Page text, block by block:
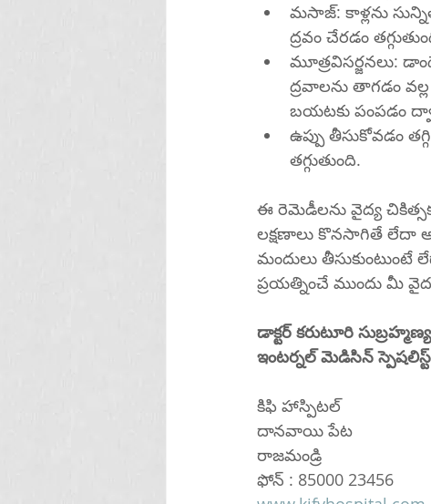
మసాజ్: కాళ్లను
ద్రవం చేరడం
మూత్రవిసర్జనలు:
ద్రవాలను తాగడం
బయటకు పంపడం
ఉప్పు తీసుకోవడం
తగ్గుతుంది.
ఈ రెమెడీలను వైద్య
లక్షణాలు కొనసాగితే లేదా
మందులు
ప్రయత్నించే ముందు మీ
డాక్టర్ కరుటూరి
ఇంటర్నల్ మెడిసిన్ స్పెషలిస్ట్
కిఫి హాస్పిటల్
దానవాయి పేట
రాజమండ్రి
ఫోన్ : 85000 23456